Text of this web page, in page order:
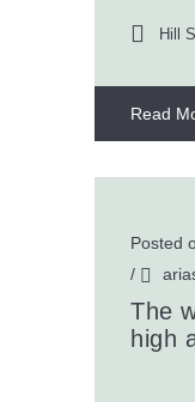
Hill
Read
Posted
/
The
high